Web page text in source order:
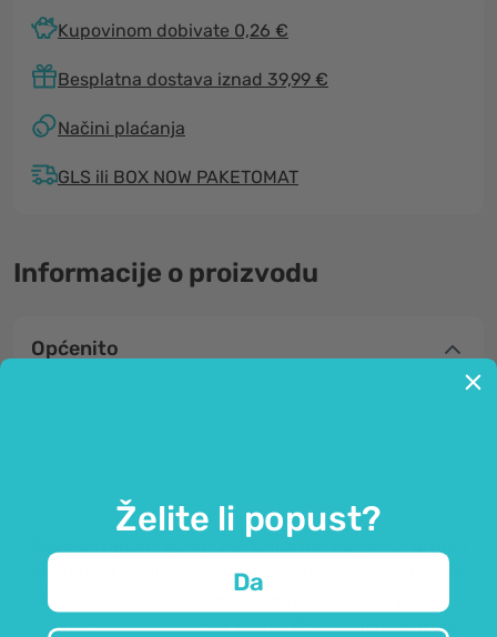
Kupovinom dobivate 0,26 €
Besplatna dostava iznad 39,99 €
Načini plaćanja
GLS ili BOX NOW PAKETOMAT
Informacije o proizvodu
Općenito
sadrži aktivne
vinske loze
divljega kestena
, koji prirodno
doprinose ka vitalnosti nogu.Dragocijeni prirodni
Želite li popust?
Da